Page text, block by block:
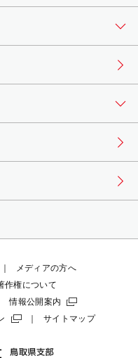
メディアの方へ
作権について
情報公開案内
サイトマップ